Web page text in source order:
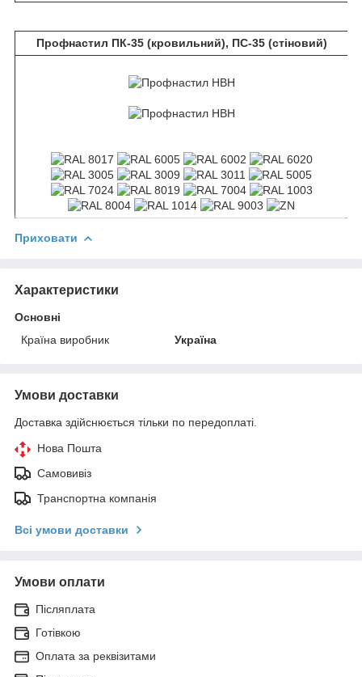
Профнастил ПК-35 (кровильний), ПС-35 (стіновий)
Приховати
Характеристики
Основні
Країна виробник
Україна
Умови доставки
Доставка здійснюється тільки по передоплаті.
Нова Пошта
Самовивіз
Транспортна компанія
Всі умови доставки
Умови оплати
Післяплата
Готівкою
Оплата за реквізитами